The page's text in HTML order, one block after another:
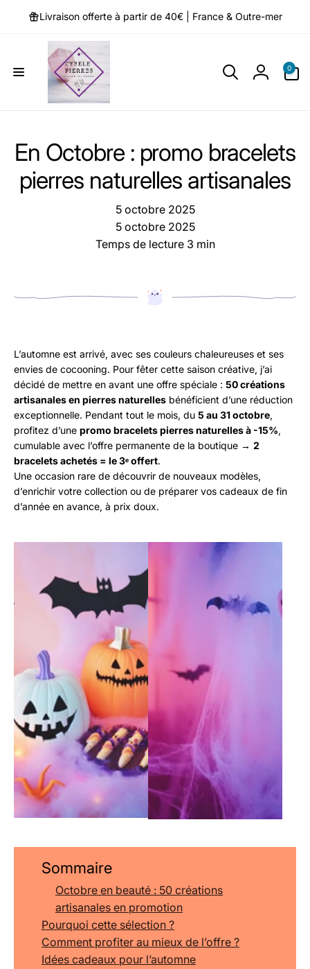
passer Livraison offerte à partir de 40€ | France & Outre-mer
0
0 article
En Octobre : promo bracelets
pierres naturelles artisanales
5 octobre 2025
5 octobre 2025
Temps de lecture 3 min
L’automne est arrivé, avec ses couleurs chaleureuses et ses
envies de cocooning. Pour fêter cette saison créative, j’ai
décidé de mettre en avant une offre spéciale : 50 créations
artisanales en pierres naturelles bénéficient d’une réduction
exceptionnelle. Pendant tout le mois, du 5 au 31 octobre,
profitez d’une promo bracelets pierres naturelles à -15%,
cumulable avec l’offre permanente de la boutique → 2
bracelets achetés = le 3ᵉ offert.
Une occasion rare de découvrir de nouveaux modèles,
d’enrichir votre collection ou de préparer vos cadeaux de fin
d’année en avance, à prix doux.
Sommaire
Octobre en beauté : 50 créations
artisanales en promotion
Pourquoi cette sélection ?
Comment profiter au mieux de l’offre ?
Idées cadeaux pour l’automne